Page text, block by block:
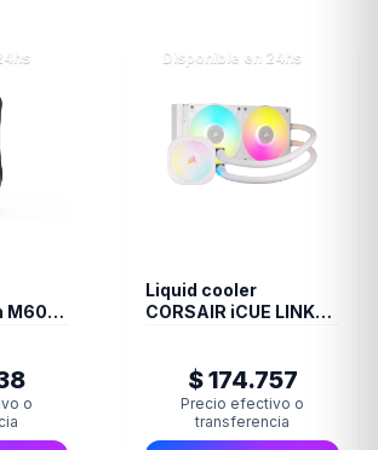
M600
o
Disponible en 24hs
Liquid cooler
CORSAIR iCUE LINK
$ 174.757
Precio efectivo o
transferencia